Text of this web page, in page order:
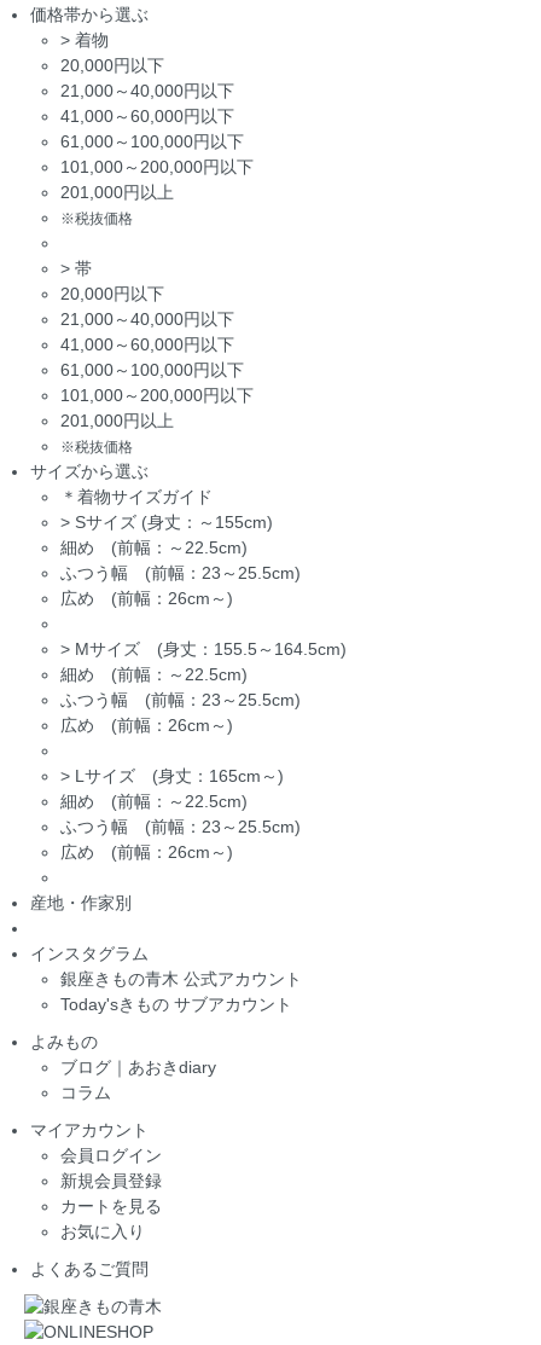
価格帯から選ぶ
> 着物
20,000円以下
21,000～40,000円以下
41,000～60,000円以下
61,000～100,000円以下
101,000～200,000円以下
201,000円以上
※税抜価格
> 帯
20,000円以下
21,000～40,000円以下
41,000～60,000円以下
61,000～100,000円以下
101,000～200,000円以下
201,000円以上
※税抜価格
サイズから選ぶ
＊着物サイズガイド
> Sサイズ (身丈：～155cm)
細め (前幅：～22.5cm)
ふつう幅 (前幅：23～25.5cm)
広め (前幅：26cm～)
> Mサイズ (身丈：155.5～164.5cm)
細め (前幅：～22.5cm)
ふつう幅 (前幅：23～25.5cm)
広め (前幅：26cm～)
> Lサイズ (身丈：165cm～)
細め (前幅：～22.5cm)
ふつう幅 (前幅：23～25.5cm)
広め (前幅：26cm～)
産地・作家別
インスタグラム
銀座きもの青木 公式アカウント
Today'sきもの サブアカウント
よみもの
ブログ｜あおきdiary
コラム
マイアカウント
会員ログイン
新規会員登録
カートを見る
お気に入り
よくあるご質問